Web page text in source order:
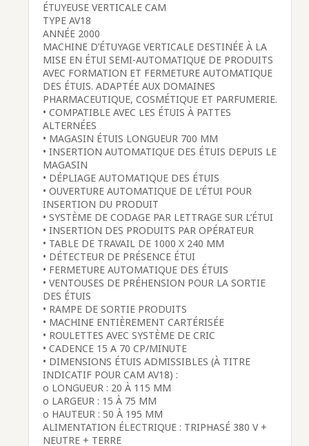
ÉTUYEUSE VERTICALE CAM
TYPE AV18
ANNÉE 2000
MACHINE D’ÉTUYAGE VERTICALE DESTINÉE À LA
MISE EN ÉTUI SEMI-AUTOMATIQUE DE PRODUITS
AVEC FORMATION ET FERMETURE AUTOMATIQUE
DES ÉTUIS. ADAPTÉE AUX DOMAINES
PHARMACEUTIQUE, COSMÉTIQUE ET PARFUMERIE.
• COMPATIBLE AVEC LES ÉTUIS À PATTES
ALTERNÉES
• MAGASIN ÉTUIS LONGUEUR 700 MM
• INSERTION AUTOMATIQUE DES ÉTUIS DEPUIS LE
MAGASIN
• DÉPLIAGE AUTOMATIQUE DES ÉTUIS
• OUVERTURE AUTOMATIQUE DE L’ÉTUI POUR
INSERTION DU PRODUIT
• SYSTÈME DE CODAGE PAR LETTRAGE SUR L’ÉTUI
• INSERTION DES PRODUITS PAR OPÉRATEUR
• TABLE DE TRAVAIL DE 1000 X 240 MM
• DÉTECTEUR DE PRÉSENCE ÉTUI
• FERMETURE AUTOMATIQUE DES ÉTUIS
• VENTOUSES DE PRÉHENSION POUR LA SORTIE
DES ÉTUIS
• RAMPE DE SORTIE PRODUITS
• MACHINE ENTIÈREMENT CARTÉRISÉE
• ROULETTES AVEC SYSTÈME DE CRIC
• CADENCE 15 A 70 CP/MINUTE
• DIMENSIONS ÉTUIS ADMISSIBLES (À TITRE
INDICATIF POUR CAM AV18) :
o LONGUEUR : 20 À 115 MM
o LARGEUR : 15 À 75 MM
o HAUTEUR : 50 À 195 MM
ALIMENTATION ÉLECTRIQUE : TRIPHASÉ 380 V +
NEUTRE + TERRE